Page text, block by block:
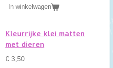
In winkelwagen
Kleurrijke klei matten
met dieren
€ 3,50